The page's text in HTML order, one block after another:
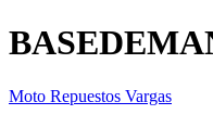
Moto Repuestos Vargas